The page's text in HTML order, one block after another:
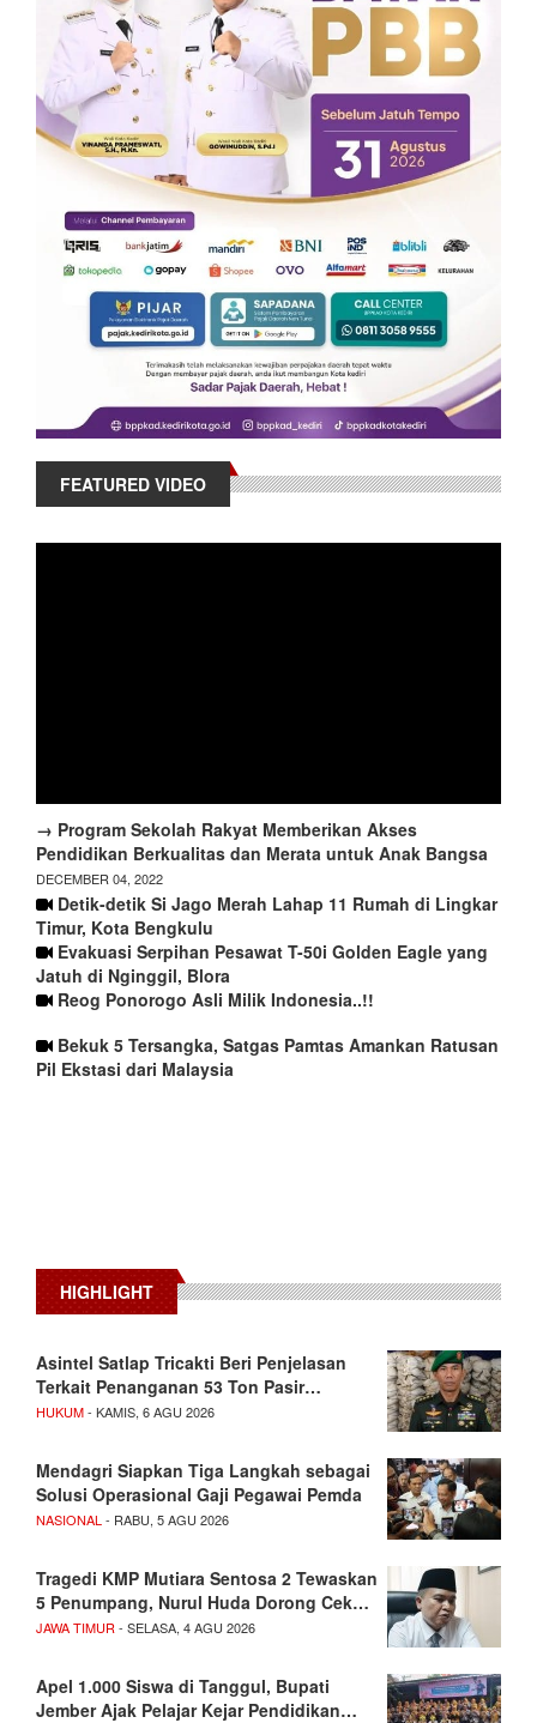
FEATURED VIDEO
→ Program Sekolah Rakyat Memberikan Akses
Pendidikan Berkualitas dan Merata untuk Anak Bangsa
DECEMBER 04, 2022
Detik-detik Si Jago Merah Lahap 11 Rumah di Lingkar
Timur, Kota Bengkulu
Evakuasi Serpihan Pesawat T-50i Golden Eagle yang
Jatuh di Nginggil, Blora
Reog Ponorogo Asli Milik Indonesia..!!
Bekuk 5 Tersangka, Satgas Pamtas Amankan Ratusan
Pil Ekstasi dari Malaysia
HIGHLIGHT
Asintel Satlap Tricakti Beri Penjelasan
Terkait Penanganan 53 Ton Pasir…
HUKUM- KAMIS, 6 AGU 2026
Mendagri Siapkan Tiga Langkah sebagai
Solusi Operasional Gaji Pegawai Pemda
NASIONAL - RABU, 5 AGU 2026
Tragedi KMP Mutiara Sentosa 2 Tewaskan
5 Penumpang, Nurul Huda Dorong Cek…
JAWA TIMUR - SELASA, 4 AGU 2026
Apel 1.000 Siswa di Tanggul, Bupati
Jember Ajak Pelajar Kejar Pendidikan…